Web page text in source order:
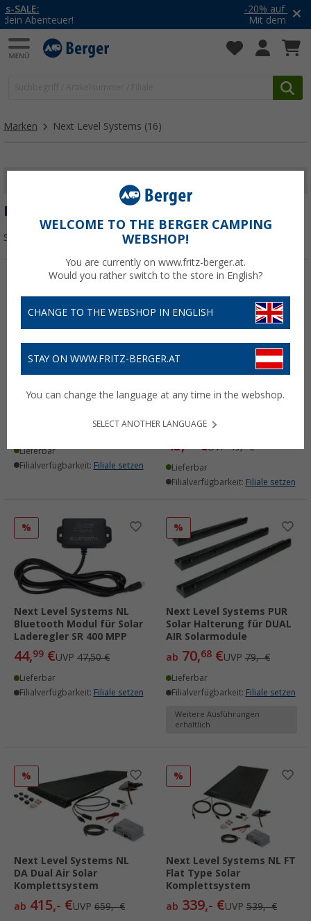
Marken Next Level Systems (16)
NEXT LEVEL SYSTEMS
Sortieren:
für Solarmodule mit MC4
42,90 €
Lieferbar
Filialverfügbarkeit: Filiale setzen
Next Level Systems NL
mit Zange / Steckern /
45, €UVP49,- €
Lieferbar
Filialverfügbarkeit: Filiale setzen
%
Next Level Systems NL
Bluetooth Modul für Solar
Laderegler SR 400 MPP
44,99 €UVP 47,50 €
Lieferbar
Filialverfügbarkeit: Filiale setzen
%
Next Level Systems PUR
Solar Halterung für DUAL
AIR Solarmodule
ab 70,68 €UVP 79,- €
Lieferbar
Filialverfügbarkeit: Filiale setzen
Weitere Ausführungen
erhältlich
%
Next Level Systems NL
DA Dual Air Solar
Komplettsystem
ab 415,- €UVP 659,- €
%
Next Level Systems NL FT
Flat Type Solar
Komplettsystem
ab 339,- €UVP 539,- €
WELCOME TO THE BERGER CAMPING
WEBSHOP!
You are currently on www.fritz-berger.at.
Would you rather switch to the store in English?
CHANGE TO THE WEBSHOP IN ENGLISH
STAY ON WWW.FRITZ-BERGER.AT
You can change the language at any time in the webshop.
SELECT ANOTHER LANGUAGE